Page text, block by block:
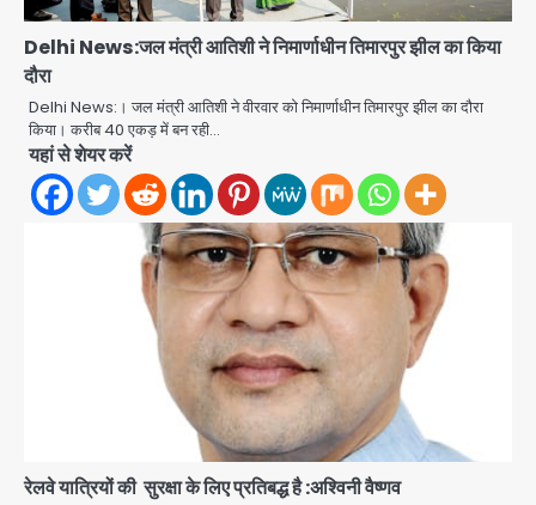
Delhi News:जल मंत्री आतिशी ने निमार्णाधीन तिमारपुर झील का किया
दौरा
Delhi News:। जल मंत्री आतिशी ने वीरवार को निमार्णाधीन तिमारपुर झील का दौरा
किया। करीब 40 एकड़ में बन रही…
यहां से शेयर करें
रेलवे यात्रियों की सुरक्षा के लिए प्रतिबद्ध है :अश्विनी वैष्णव